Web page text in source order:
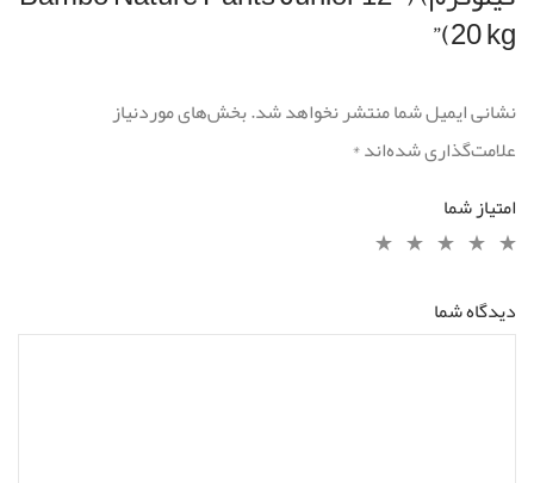
20 kg)”
نشانی ایمیل شما منتشر نخواهد شد.بخش‌های موردنیاز
علامت‌گذاری شده‌اند*
امتیاز شما
دیدگاه شما